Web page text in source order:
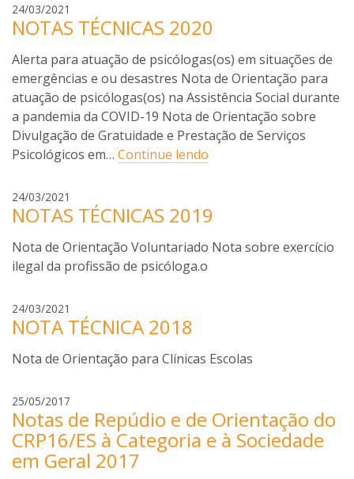
t
24/03/2021
a
i
a
p
i
z
t
NOTAS TÉCNICAS 2020
Alerta para atuação de psicólogas(os) em situações de
emergências e ou desastres Nota de Orientação para
atuação de psicólogas(os) na Assistência Social durante
a pandemia da COVID-19 Nota de Orientação sobre
Divulgação de Gratuidade e Prestação de Serviços
Psicológicos em… Continue lendo
24/03/2021
a
i
a
z
e
t
NOTAS TÉCNICAS 2019
Nota de Orientação Voluntariado Nota sobre exercício
ilegal da profissão de psicóloga.o
24/03/2021
a
i
z
e
t
NOTA TÉCNICA 2018
Nota de Orientação para Clínicas Escolas
25/05/2017
a
r
i
a
Notas de Repúdio e de Orientação do
CRP16/ES à Categoria e à Sociedade
em Geral 2017